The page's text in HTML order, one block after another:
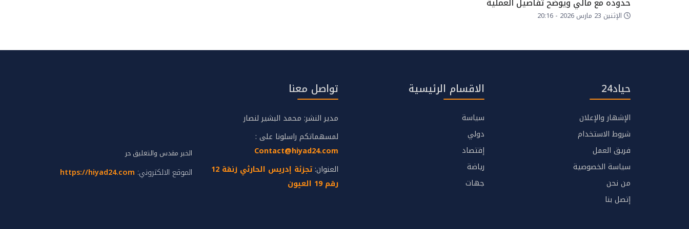
الإثنين 23 مارس 2026 - 20:16
حياد24
الإشهار والإعلان
شروط الاستخدام
فريق العمل
سياسة الخصوصية
من نحن
إتصل بنا
الاقسام الرئيسية
سياسة
دولي
إقتصاد
رياضة
جهات
تواصل معنا
مدير النشر: محمد البشير لنصار
لمسهماتكم راسلونا على :
Contact@hiyad24.com
العنوان:
تجزئة إدريس الحارثي زنقة 12
رقم 19 العيون
الخبر مقدس والتعليق حر
الموقع الالكتروني: